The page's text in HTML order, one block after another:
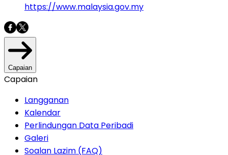
https://www.malaysia.gov.my
Capaian
Capaian
Langganan
Kalendar
Perlindungan Data Peribadi
Galeri
Soalan Lazim (FAQ)